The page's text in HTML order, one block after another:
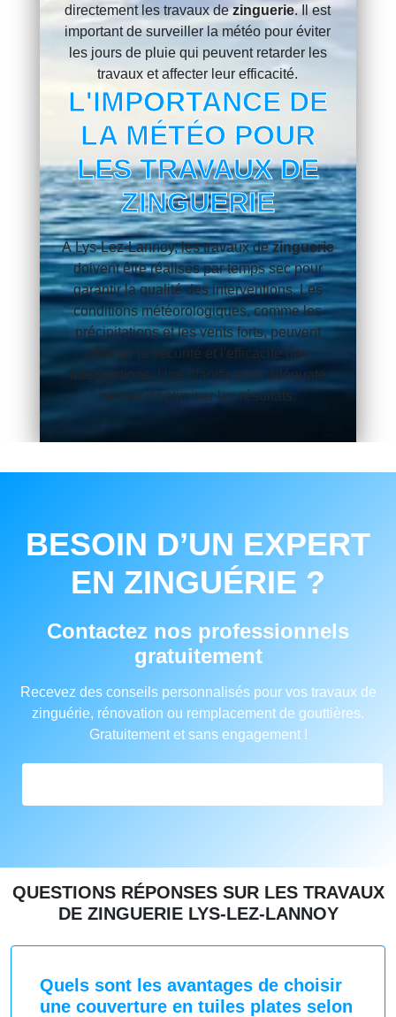
directement les travaux dezinguerie. Il est
important de surveiller la météo pour éviter
les jours de pluie qui peuvent retarder les
travaux et affecter leur efficacité.
L'IMPORTANCE DE
LA MÉTÉO POUR
LES TRAVAUX DE
ZINGUERIE
À Lys-Lez-Lannoy, les travaux dezinguerie
doivent être réalisés par temps sec pour
garantir la qualité des interventions. Les
conditions météorologiques, comme les
précipitations et les vents forts, peuvent
affecter la sécurité et l'efficacité des
interventions. Une planification adéquate
permet d'optimiser les résultats.
BESOIN D’UN EXPERT
EN ZINGUÉRIE ?
Contactez nos professionnels
gratuitement
Recevez des conseils personnalisés pour vos travaux de
zinguérie, rénovation ou remplacement de gouttières.
Gratuitement et sans engagement !
QUESTIONS RÉPONSES SUR LES TRAVAUX
DE ZINGUERIE LYS-LEZ-LANNOY
Quels sont les avantages de choisir
une couverture en tuiles plates selon